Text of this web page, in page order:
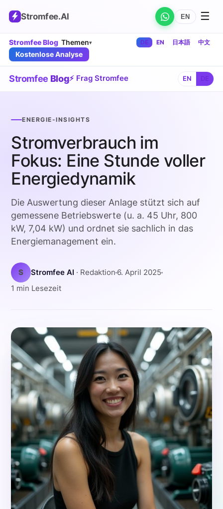
Stromfee.AI EN ☰
Stromfee Blog Themen▾ DE EN 日本語 中文
Kostenlose Analyse
Stromfee Blog⚡ Frag Stromfee EN
ENERGIE-INSIGHTS
Stromverbrauch im
Fokus: Eine Stunde voller
Energiedynamik
Die Auswertung dieser Anlage stützt sich auf
gemessene Betriebswerte (u. a. 45 Uhr, 800
kW, 7,04 kW) und ordnet sie sachlich in das
Energiemanagement ein.
S Stromfee AI · Redaktion 6. April 2025
1 min Lesezeit